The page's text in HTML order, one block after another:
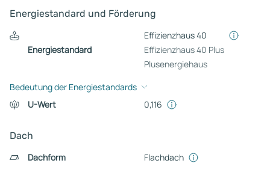
Energiestandard und Förderung
Energiestandard
Effizienzhaus 40
Effizienzhaus 40 Plus
Plusenergiehaus
Bedeutung der Energiestandards
U-Wert
0,116
Dach
Dachform
Flachdach